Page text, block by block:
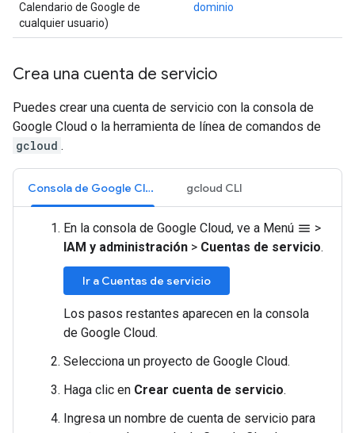
Calendario de Google de
cualquier usuario)
dominio
Crea una cuenta de servicio
Puedes crear una cuenta de servicio con la consola de
Google Cloud o la herramienta de línea de comandos de
gcloud .
Consola de Google Cloud gcloud CLI
En la consola de Google Cloud, ve a Menú menu >
IAM y administración > Cuentas de servicio.
Ir a Cuentas de servicio
Los pasos restantes aparecen en la consola
de Google Cloud.
Selecciona un proyecto de Google Cloud.
Haga clic en Crear cuenta de servicio.
Ingresa un nombre de cuenta de servicio para